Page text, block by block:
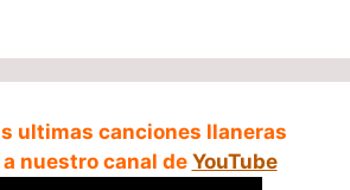
ultimas canciones llaneras
nuestro canal de YouTube